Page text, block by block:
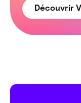
Découvrir